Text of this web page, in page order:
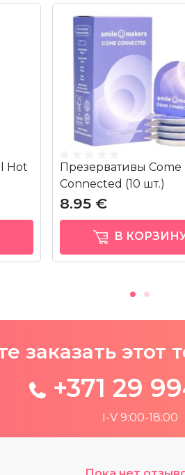
Hot
Презервативы Come
Connected (10 шт.)
8.95 €
В
заказать этот
+371 29
I-V 9:00-18:00